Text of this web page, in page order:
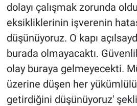
dolayı çalışmak zorunda
eksikliklerinin işverenin
düşünüyoruz. O kapı
burada olmayacaktı.
olay buraya gelmeyecekti.
üzerine düşen her
getirdiğini düşünüyoruz'